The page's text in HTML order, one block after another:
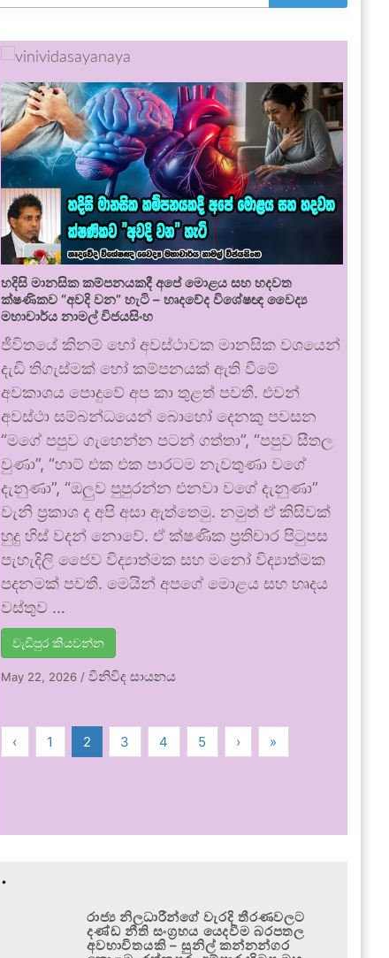
හදිසි මානසික කම්පනයකදී අපේ මොළය සහ හදවත
ක්ෂණිකව “අවදි වන” හැටි – හෘදවේද විශේෂඥ වෛද්‍ය
මහාචාර්ය නාමල් විජයසිංහ
ජීවිතයේ කිනම් හෝ අවස්ථාවක මානසික වශයෙන්
දැඩි තිගැස්මක් හෝ කම්පනයක් ඇති වීමේ
අවකාශය පොදුවේ අප කා තුළත් පවතී. එවන්
අවස්ථා සම්බන්ධයෙන් බොහෝ දෙනකු පවසන
“මගේ පපුව ගැහෙන්න පටන් ගත්තා”, “පපුව සීතල
වුණා”, “හාට් එක එක පාරටම නැවතුණා වගේ
දැනුණා”, “ඔලුව පුපුරන්න එනවා වගේ දැනුණා”
වැනි ප්‍රකාශ ද අපි අසා ඇත්තෙමු. නමුත් ඒ කිසිවක්
හුදු හිස් වදන් නොවේ. ඒ ක්ෂණික ප්‍රතිචාර පිටුපස
පැහැදිලි ජෛව විද්‍යාත්මක සහ මනෝ විද්‍යාත්මක
පදනමක් පවතී. මෙයින් අපගේ මොළය සහ හෘදය
වස්තුව …
වැඩිපුර කියවන්න
May 22, 2026 /විනිවිද සායනය
‹ 1 2 3 4 5 › »
.
රාජ්‍ය නිලධාරීන්ගේ වැරදි තීරණවලට
දණ්ඩ නීති සංග්‍රහය යෙදවීම බරපතල
අවභාවිතයකි – සුනිල් කන්නන්ගර